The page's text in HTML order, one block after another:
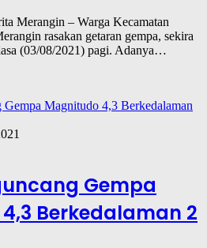
Merangin – Warga Kecamatan
rasakan getaran gempa, sekira
(03/08/2021) pagi. Adanya…
Gempa
Berkedalaman 2